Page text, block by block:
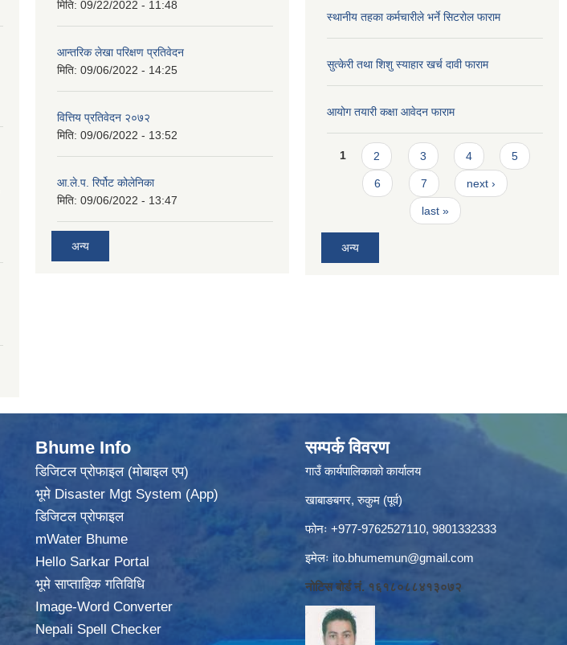
मिति: 09/22/2022 - 11:48
आन्तरिक लेखा परिक्षण प्रतिवेदन
मिति: 09/06/2022 - 14:25
वित्तिय प्रतिवेदन २०७२
मिति: 09/06/2022 - 13:52
आ.ले.प. रिर्पोट कोलेनिका
मिति: 09/06/2022 - 13:47
अन्य
स्थानीय तहका कर्मचारीले भर्ने सिटरोल फाराम
सुत्केरी तथा शिशु स्याहार खर्च दावी फाराम
आयोग तयारी कक्षा आवेदन फाराम
Pages
1 2 3 4 5
6 7 next ›
last »
अन्य
Bhume Info
डिजिटल प्रोफाइल (मोबाइल एप)
भूमे Disaster Mgt System (App)
डिजिटल प्रोफाइल
mWater Bhume
Hello Sarkar Portal
भूमे साप्ताहिक गतिविधि
Image-Word Converter
Nepali Spell Checker
सम्पर्क विवरण
गाउँ कार्यपालिकाको कार्यालय
खाबाङबगर, रुकुम (पूर्व)
फोनः +977-9762527110, 9801332333
इमेलः ito.bhumemun@gmail.com
नोटिस बोर्ड नं. १६१८०८८४१३०७२